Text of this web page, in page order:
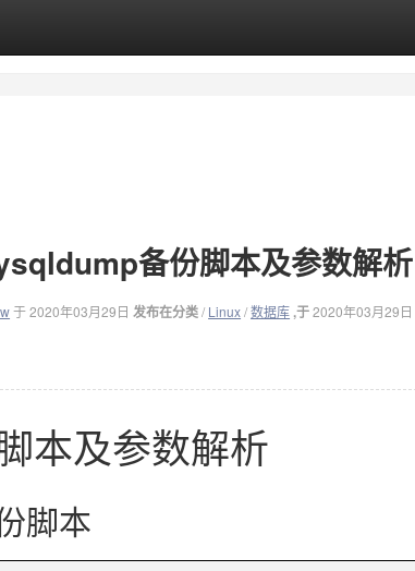
备份脚本及参数解析
于 2020年03月29日发布在分类/ Linux/数据库,于2020年03月29
本及参数解析
脚本